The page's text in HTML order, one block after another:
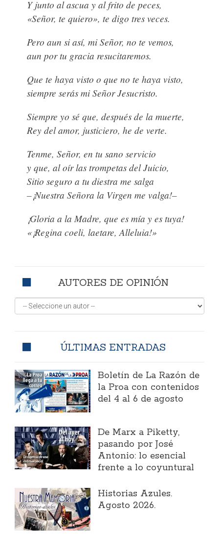
Y junto al ascua y al frito de peces,
«Señor, te quiero», te digo tres veces.
Pero aun si así, mi Señor, no te vemos,
aun por tu gracia resucitaremos.
Que te haya visto o que no te haya visto,
siempre serás mi Señor Jesucristo.
Siempre yo sé que, después de la muerte,
Rey del amor, justiciero, he de verte.
Tenme, Señor, en tu sano servicio
y que, al oír las trompetas del Juicio,
Sitio seguro a tu diestra me salga
–¡Nuestra Señora la Virgen me valga!–
¡Gloria a la Madre, que es mía y es tuya!
«¡Regina coeli, laetare, Alleluia!»
AUTORES DE OPINIÓN
ÚLTIMAS ENTRADAS
Boletín de La Razón de
la Proa con contenidos
del 4 al 6 de agosto
​De Marx a Piketty,
pasando por José
Antonio: lo esencial
frente a lo coyuntural
Historias Azules.
Agosto 2026.